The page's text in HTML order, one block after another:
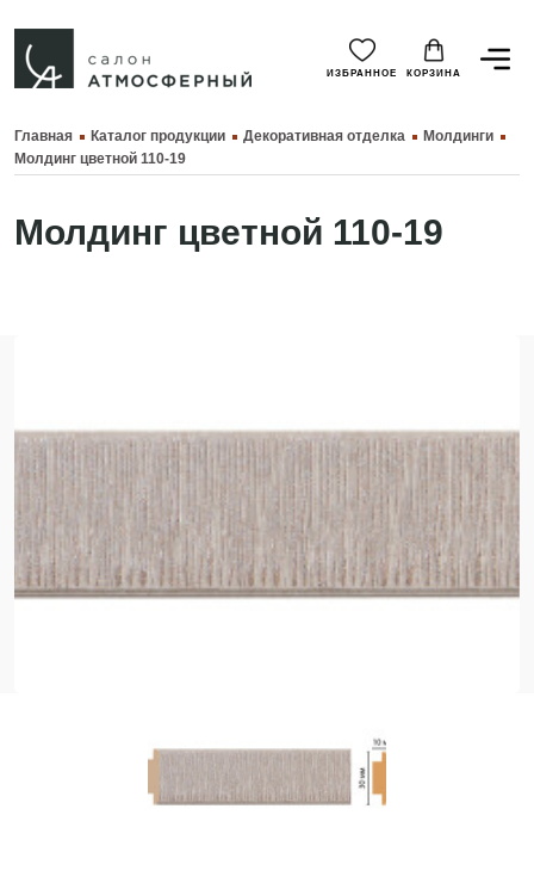
ИЗБРАННОЕ КОРЗИНА
Главная Каталог продукции Декоративная отделка
Молдинги
Молдинг цветной 110-19
Молдинг цветной 110-19